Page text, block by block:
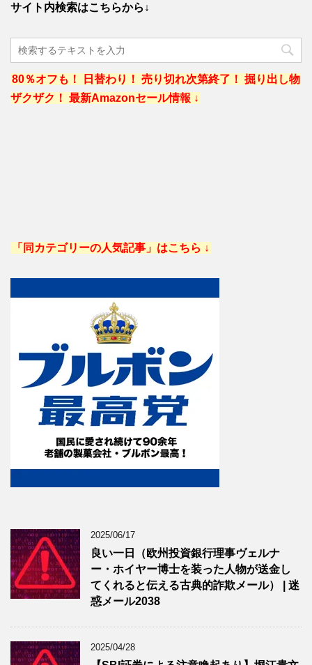
サイト内検索はこちらから↓
80％オフも！ 日替わり！ 売り切れ次第終了！ 掘り出し物
ザクザク！ 最新Amazonセール情報 ↓
「同カテゴリーの人気記事」はこちら ↓
2025/06/17
良い一日（欧州投資銀行理事ヴェルナ
ー・ホイヤー博士を装った人物が送金し
てくれると伝える古典的詐欺メール） | 迷
惑メール2038
2025/04/28